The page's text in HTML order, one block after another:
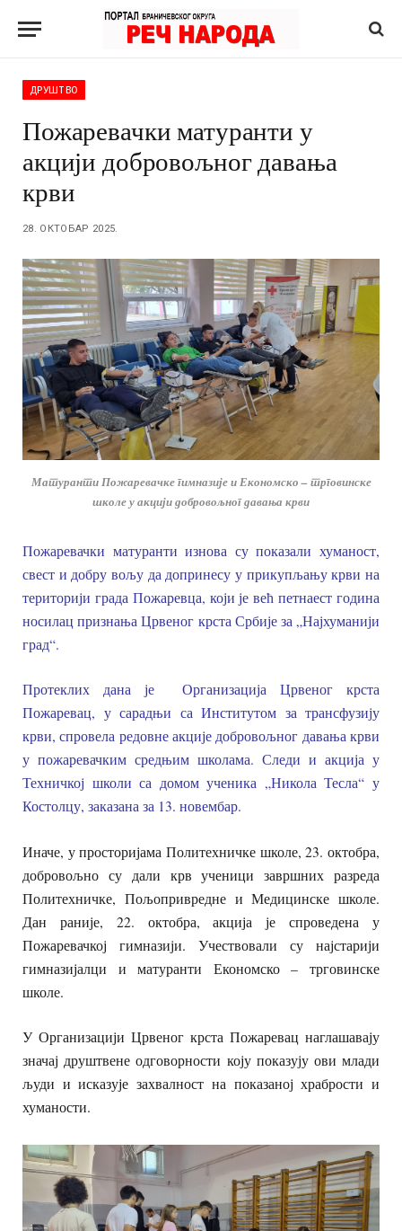
ДРУШТВО
Пожаревачки матуранти у
акцији добровољног давања
крви
28. ОКТОБАР 2025.
Матуранти Пожаревачке гимназије и Економско – трговинске
школе у акцији добровољног давања крви
Пожаревачки матуранти изнова су показали хуманост,
свест и добру вољу да допринесу у прикупљању крви на
територији града Пожаревца, који је већ петнаест година
носилац признања Црвеног крста Србије за „Најхуманији
град“.
Протеклих дана је Организација Црвеног крста
Пожаревац, у сарадњи са Институтом за трансфузију
крви, спровела редовне акције добровољног давања крви
у пожаревачким средњим школама. Следи и акција у
Техничкој школи са домом ученика „Никола Тесла“ у
Костолцу, заказана за 13. новембар.
Иначе, у просторијама Политехничке школе, 23. октобра,
добровољно су дали крв ученици завршних разреда
Политехничке, Пољопривредне и Медицинске школе.
Дан раније, 22. октобра, акција је спроведена у
Пожаревачкој гимназији. Учествовали су најстарији
гимназијалци и матуранти Економско – трговинске
школе.
У Организацији Црвеног крста Пожаревац наглашавају
значај друштвене одговорности коју показују ови млади
људи и исказује захвалност на показаној храбрости и
хуманости.